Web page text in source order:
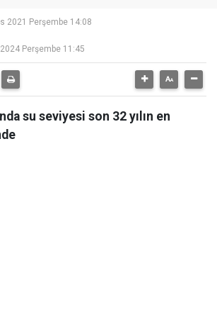
2021 Perşembe 14:08
Perşembe 11:45
su seviyesi son 32 yılın en